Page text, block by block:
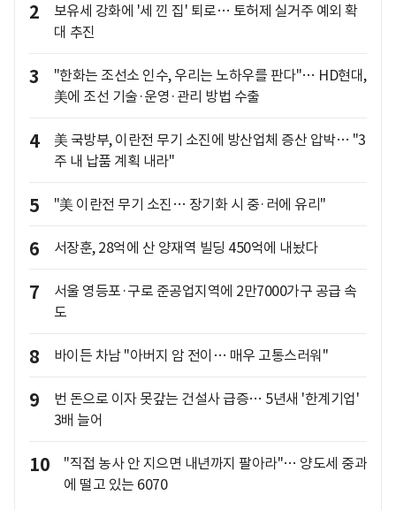
2
보유세 강화에 '세 낀 집' 퇴로… 토허제 실거주 예외 확
대 추진
3
"한화는 조선소 인수, 우리는 노하우를 판다"… HD현대,
美에 조선 기술·운영·관리 방법 수출
4
美 국방부, 이란전 무기 소진에 방산업체 증산 압박… "3
주 내 납품 계획 내라"
5 "美 이란전 무기 소진… 장기화 시 중·러에 유리"
6 서장훈, 28억에 산 양재역 빌딩 450억에 내놨다
7
서울 영등포·구로 준공업지역에 2만7000가구 공급 속
도
8 바이든 차남 "아버지 암 전이… 매우 고통스러워"
9
번 돈으로 이자 못갚는 건설사 급증… 5년새 '한계기업'
3배 늘어
10
"직접 농사 안 지으면 내년까지 팔아라"… 양도세 중과
에 떨고 있는 6070